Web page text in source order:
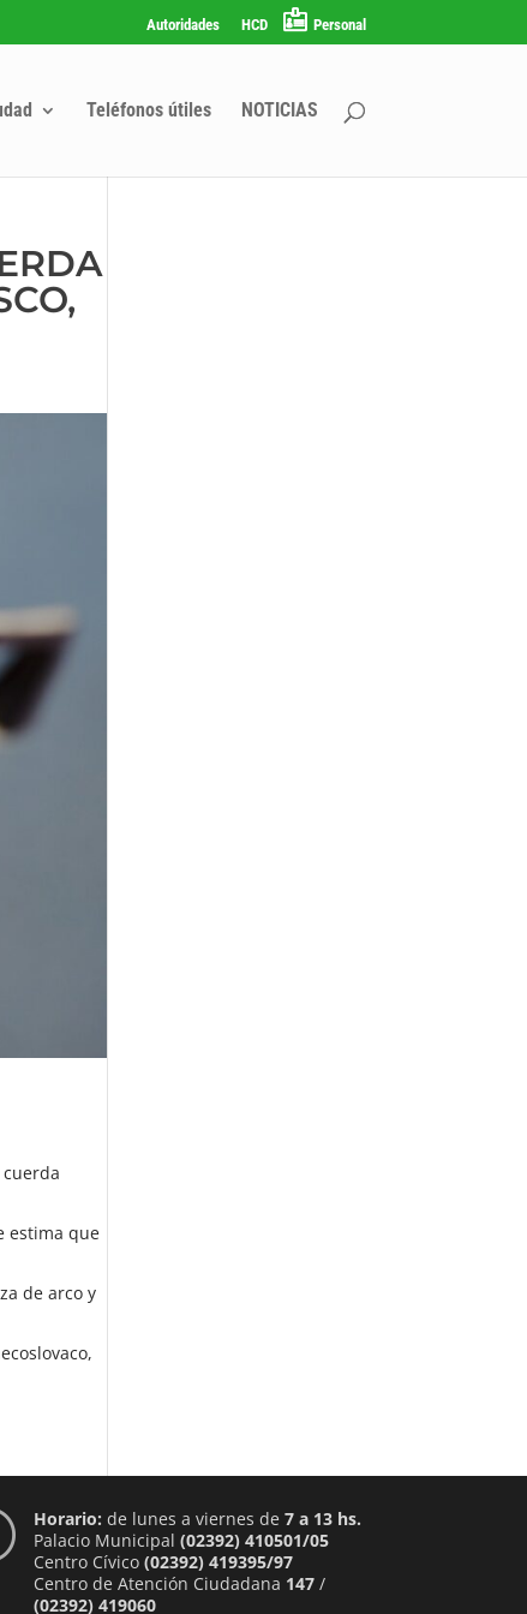
Autoridades HCD Personal
Teléfonos útiles NOTICIAS
estima que
de arco y
Horario: de lunes a viernes de 7 a 13 hs.
Palacio Municipal (02392) 410501/05
Centro Cívico (02392) 419395/97
Centro de Atención Ciudadana 147/
(02392) 419060